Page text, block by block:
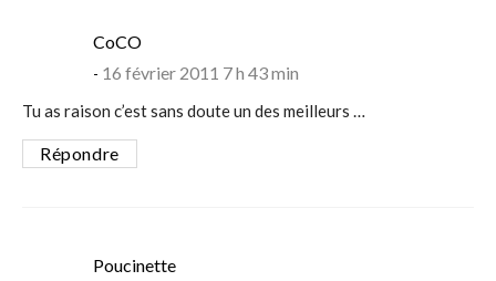
CoCOsays:
16 février 2011 7 h 43 min
Tu as raison c’est sans doute un des meilleurs …
Répondre
Poucinettesays: